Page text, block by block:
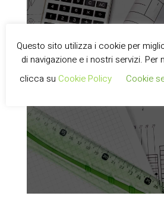
Progettazione
progettiamo a 360 gradi
necessario per fornirti il
Questo sito utilizza i cookie per
di navigazione e i nostri servizi. Per
clicca su Cookie Policy Cookie